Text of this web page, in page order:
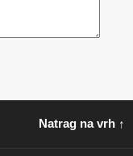
Natrag na vrh ↑